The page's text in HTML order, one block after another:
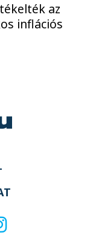
az
inflációs